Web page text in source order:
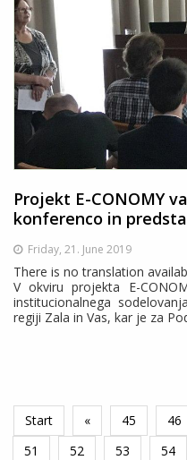
Projekt E-CONOMY
konferenco in
Friday, 21. June 2019
There is no translation
V okviru projekta E-
institucionalnega
regiji Zala in Vas, kar je za
Start « 45 46
51
52 53 54